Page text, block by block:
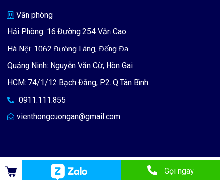
Văn phòng
Hải Phòng: 16 Đường 254 Văn Cao
Hà Nội: 1062 Đường Láng, Đống Đa
Quảng Ninh: Nguyễn Văn Cừ, Hòn Gai
HCM: 74/1/12 Bạch Đằng, P.2, Q.Tân Bình
0911.111.855
vienthongcuongan@gmail.com
Copyright 2019 ©Cường An Designed by Upweb.vn
Gọi ngay